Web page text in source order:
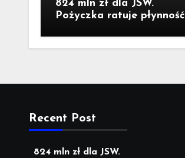
824 mln zł dla JSW.
Pożyczka ratuje płynność,
Recent Post
824 mln zł dla JSW.